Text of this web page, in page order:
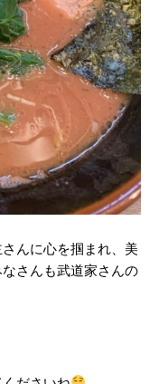
んに心を掴まれ、美
さんも武道家さんの